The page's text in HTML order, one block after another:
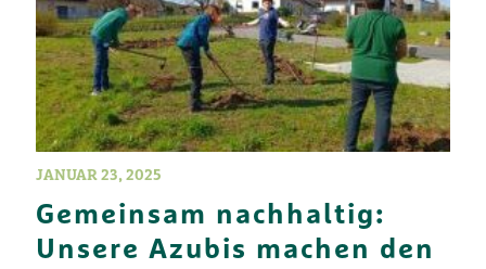
JANUAR 23, 2025
Gemeinsam nachhaltig:
Unsere Azubis machen den